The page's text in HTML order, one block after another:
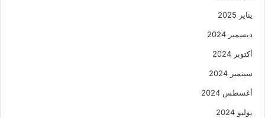
يناير 2025
ديسمبر 2024
أكتوبر 2024
سبتمبر 2024
أغسطس 2024
يوليو 2024